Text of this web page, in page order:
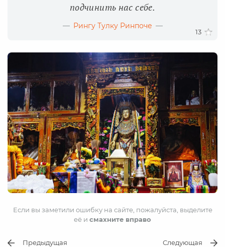
подчинить нас себе.
Рингу Тулку Ринпоче
13
Если вы заметили ошибку на сайте, пожалуйста, выделите
её и смахните вправо
Предыдущая Следующая